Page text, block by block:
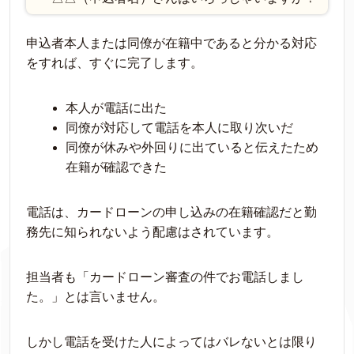
申込者本人または同僚が在籍中であると分かる対応
をすれば、すぐに完了します。
本人が電話に出た
同僚が対応して電話を本人に取り次いだ
同僚が休みや外回りに出ていると伝えたため
在籍が確認できた
電話は、カードローンの申し込みの在籍確認だと勤
務先に知られないよう配慮はされています。
担当者も「カードローン審査の件でお電話しまし
た。」とは言いません。
しかし電話を受けた人によってはバレないとは限り